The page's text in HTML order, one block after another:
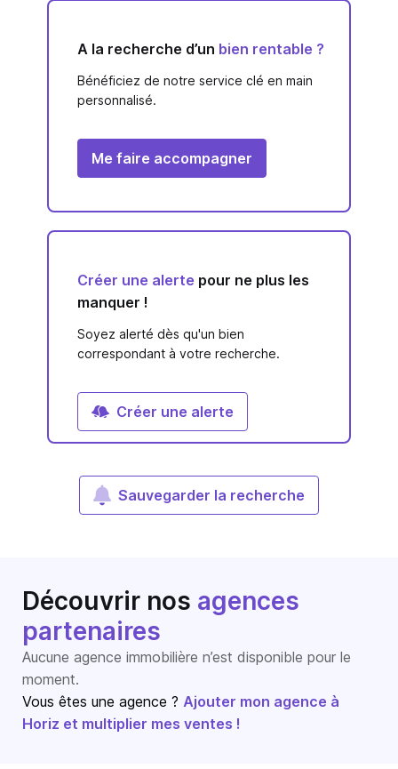
A la recherche d’un bien rentable ?
Bénéficiez de notre service clé en main
personnalisé.
Me faire accompagner
Créer une alerte pour ne plus les
manquer !
Soyez alerté dès qu'un bien
correspondant à votre recherche.
Créer une alerte
Sauvegarder la recherche
Découvrir nos agences
partenaires
Aucune agence immobilière n’est disponible pour le
moment.
Vous êtes une agence ? Ajouter mon agence à
Horiz et multiplier mes ventes !